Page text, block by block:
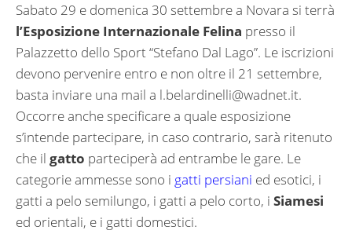
Sabato 29 e domenica 30 settembre a Novara si terrà
l’Esposizione Internazionale Felina presso il
Palazzetto dello Sport “Stefano Dal Lago”. Le iscrizioni
devono pervenire entro e non oltre il 21 settembre,
basta inviare una mail a l.belardinelli@wadnet.it.
Occorre anche specificare a quale esposizione
s’intende partecipare, in caso contrario, sarà ritenuto
che il gatto parteciperà ad entrambe le gare. Le
categorie ammesse sono i gatti persiani ed esotici, i
gatti a pelo semilungo, i gatti a pelo corto, i Siamesi
ed orientali, e i gatti domestici.